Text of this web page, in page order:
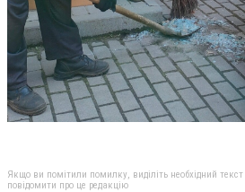
Якщо ви помітили помилку, виділіть необхідний
повідомити про це редакцію